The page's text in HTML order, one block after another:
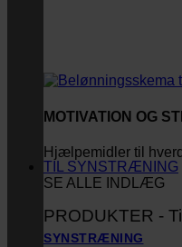
MOTIVATION OG
Hjælpemidler til
SE ALLE INDLÆG
TIL SYNSTRÆNING
PRODUKTER -
SYNSTRÆNING